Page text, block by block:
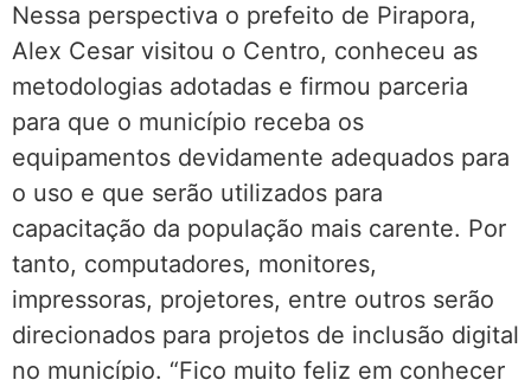
Nessa perspectiva o prefeito de Pirapora,
Alex Cesar visitou o Centro, conheceu as
metodologias adotadas e firmou parceria
para que o município receba os
equipamentos devidamente adequados para
o uso e que serão utilizados para
capacitação da população mais carente. Por
tanto, computadores, monitores,
impressoras, projetores, entre outros serão
direcionados para projetos de inclusão digital
no município. “Fico muito feliz em conhecer